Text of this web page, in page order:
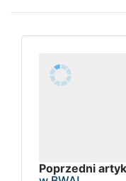
Poprzedni